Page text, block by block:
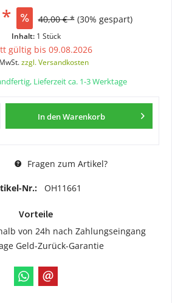
40,00 € * (30% gespart)
Inhalt: 1 Stück
gültig bis 09.08.2026
zzgl. Versandkosten
Lieferzeit ca. 1-3 Werktage
In denWarenkorb
Fragen zum Artikel?
Nr.: OH11661
Vorteile
von 24h nach Zahlungseingang
Geld-Zurück-Garantie